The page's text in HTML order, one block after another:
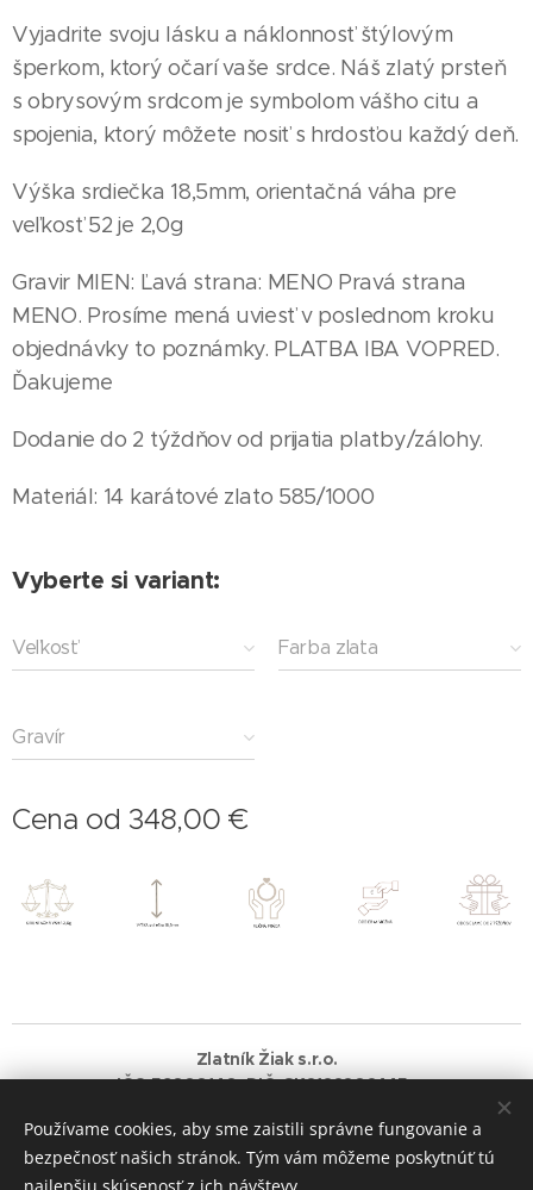
Vyjadrite svoju lásku a náklonnosť štýlovým
šperkom, ktorý očarí vaše srdce. Náš zlatý prsteň
s obrysovým srdcom je symbolom vášho citu a
spojenia, ktorý môžete nosiť s hrdosťou každý deň.
Výška srdiečka 18,5mm, orientačná váha pre
veľkosť 52 je 2,0g
Gravir MIEN: Ľavá strana: MENO Pravá strana
MENO. Prosíme mená uviesť v poslednom kroku
objednávky to poznámky. PLATBA IBA VOPRED.
Ďakujeme
Dodanie do 2 týždňov od prijatia platby/zálohy.
Materiál: 14 karátové zlato 585/1000
Vyberte si variant:
Veľkosť Farba zlata
Gravír
Cena od 348,00 €
Zlatník Žiak s.r.o.
IČO:56080140 DIČ: SK2122202445
Vytvorené službouWebnode Cookies
Používame cookies, aby sme zaistili správne fungovanie a
bezpečnosť našich stránok. Tým vám môžeme poskytnúť tú